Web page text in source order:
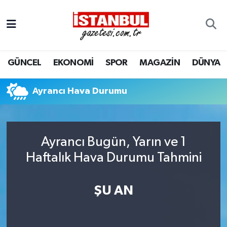
GÜNCEL EKONOMİ SPOR MAGAZİN DÜNYA
Ayrancı Hava Durumu
Ayrancı Bugün, Yarın ve 1
Haftalık Hava Durumu Tahmini
ŞU AN
EKONOMİ
İSTANBUL
SPOR
Nöbetçi Eczaneler
Hava Durumu
Trafik Durumu
Tüm Manşetler